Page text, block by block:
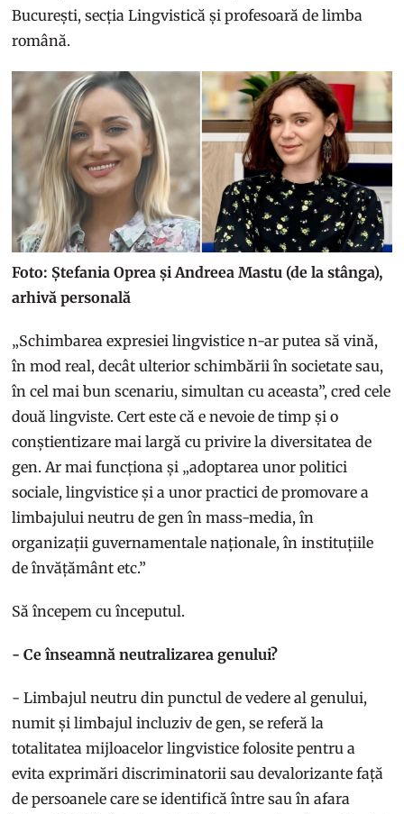
București, secția Lingvistică și profesoară de limba
română.
Foto: Ștefania Oprea și Andreea Mastu (de la stânga),
arhivă personală
„Schimbarea expresiei lingvistice n-ar putea să vină,
în mod real, decât ulterior schimbării în societate sau,
în cel mai bun scenariu, simultan cu aceasta”, cred cele
două lingviste. Cert este că e nevoie de timp și o
conștientizare mai largă cu privire la diversitatea de
gen. Ar mai funcționa și „adoptarea unor politici
sociale, lingvistice și a unor practici de promovare a
limbajului neutru de gen în mass-media, în
organizații guvernamentale naționale, în instituțiile
de învățământ etc.”
Să începem cu începutul.
- Ce înseamnă neutralizarea genului?
- Limbajul neutru din punctul de vedere al genului,
numit și limbajul incluziv de gen, se referă la
totalitatea mijloacelor lingvistice folosite pentru a
evita exprimări discriminatorii sau devalorizante față
de persoanele care se identifică între sau în afara